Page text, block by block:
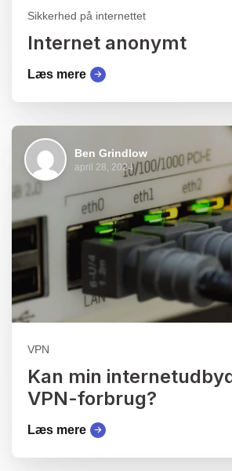
Sikkerhed på internettet
Internet anonymt
Læs mere
Ben Grindlow
april 28, 2024
VPN
Kan min
VPN-forbrug?
Læs mere